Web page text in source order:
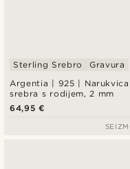
Argentia | 925 |
srebra s rodijem, 2 mm
Sterling Srebro Gravura
64,95 €